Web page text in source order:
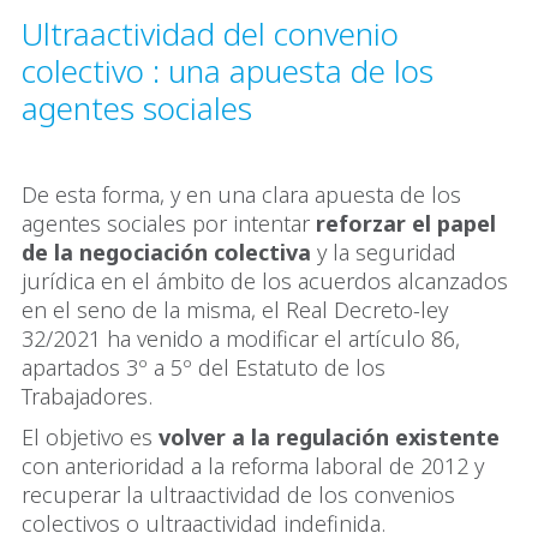
Ultraactividad del convenio
colectivo : una apuesta de los
agentes sociales
De esta forma, y en una clara apuesta de los
agentes sociales por intentar reforzar el papel
de la negociación colectiva y la seguridad
jurídica en el ámbito de los acuerdos alcanzados
en el seno de la misma, el Real Decreto-ley
32/2021 ha venido a modificar el artículo 86,
apartados 3º a 5º del Estatuto de los
Trabajadores.
El objetivo es volver a la regulación existente
con anterioridad a la reforma laboral de 2012 y
recuperar la ultraactividad de los convenios
colectivos o ultraactividad indefinida.